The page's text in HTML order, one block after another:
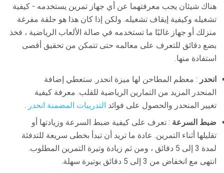
هناك شيئان يجب معرفتهما عن أي جهاز تمرين يستخدمه - كيفية
تشغيله وكيفية إيقاف تشغيله. ولكن إذا كان هذا هو حلقة مفرغة
منزلك أو جهاز غالبًا ما تستخدمه في صالة الألعاب الرياضية ، فخذ
بضع دقائق للتعرف على معالمه حتى تتمكن من تحقيق أقصى
استفادة منها.
انحدر : معظم المطاحن لها ميزة انحدر. ستعطي إضافة
المنحدر المزيد من التمارين الرياضية للقلب. معرفة كيفية
تغيير المنحدر والحصول على فوائد التدريبات المضمنة انحدر .
ضبط السرعة : تعرف على كيفية ضبط السرعة وزيادتها أو
تقليلها أثناء التمرين. عادة ما تريد أن تبدأ بخطى سريعة للتدفئة
لمدة 3 إلى 5 دقائق ، ومن ثم زيادة وتيرة التمرين المطلوب.
انتهى مع انخفاض من 3 إلى 5 دقائق بوتيرة سهلة.